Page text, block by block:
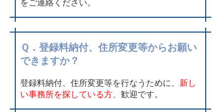
をご連絡ください。
Ｑ．登録料納付、住所変更等からお願い
できますか？
登録料納付、住所変更等を行なうために、 新し
い事務所を探している方、歓迎です。